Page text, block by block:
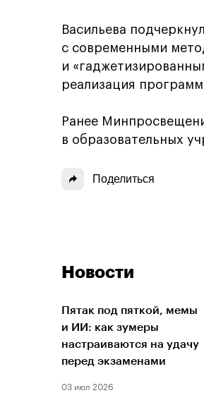
Васильева
с современными
и
реализация
Ранее
в образовательных
Поделиться
Новости
Пятак под пяткой, мемы
и ИИ: как зумеры
настраиваются на удачу
перед экзаменами
03 июл 2026